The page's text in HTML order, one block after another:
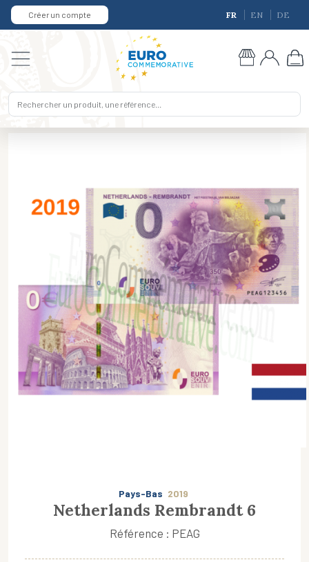
Créer un compte FR EN DE
Pays-Bas 2019
Netherlands Rembrandt 6
Référence : PEAG